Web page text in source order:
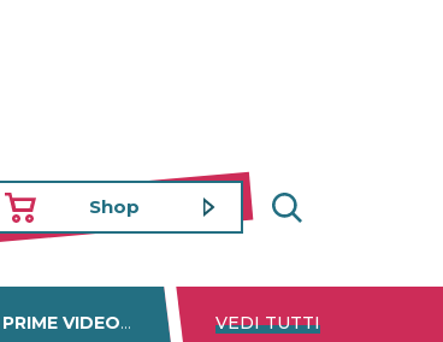
Shop
PRIME VIDEO DISNEY+ NETFLIX
VEDI TUTTI